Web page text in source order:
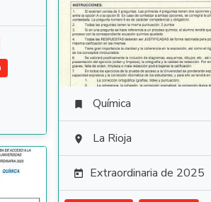
 Química
 La Rioja
 Extraordinaria de 2025